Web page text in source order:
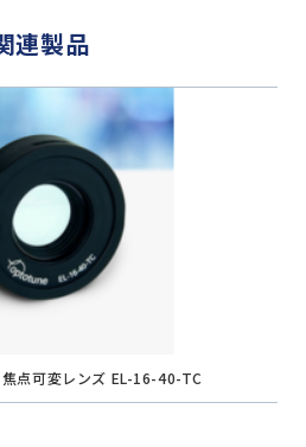
連製品
点可変レンズ EL-16-40-TC